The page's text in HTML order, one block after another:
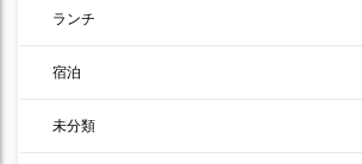
ランチ
宿泊
未分類